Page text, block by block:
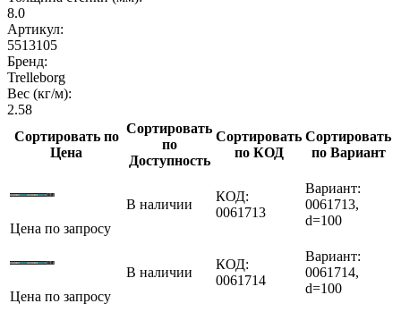
8.0
Артикул:
5513105
Бренд:
Trelleborg
Вес (кг/м):
2.58
Сортировать по
Цена
Сортировать
по
Доступность
Сортировать
по КОД
Сортировать
по Вариант
Цена по запросу
В наличии
КОД:
0061713
Вариант:
0061713,
d=100
Цена по запросу
В наличии
КОД:
0061714
Вариант:
0061714,
d=100